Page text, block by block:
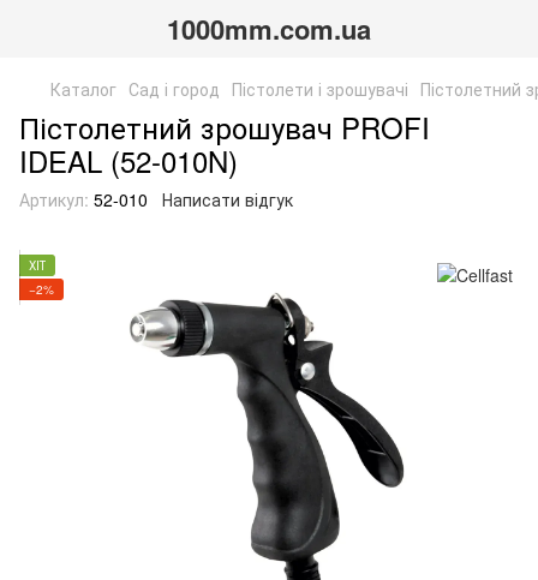
1000mm.com.ua
Каталог Сад і город Пістолети і зрошувачі Пістолетний
Пістолетний зрошувач PROFI
IDEAL (52-010N)
Артикул: 52-010 Написати відгук
ХІТ
−2%